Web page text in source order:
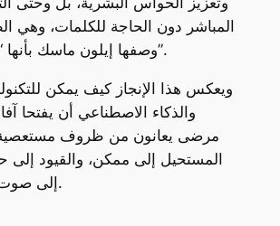
المباشر دون الحاجة للكلمات، وهي
وصفها إيلون ماسك بأنها “قدرات خارقة”.
ويعكس هذا الإنجاز كيف يمكن
والذكاء الاصطناعي أن يفتحا
مرضى يعانون من ظروف
المستحيل إلى ممكن، والقيود إلى
إلى صوت ينبض بالحياة.